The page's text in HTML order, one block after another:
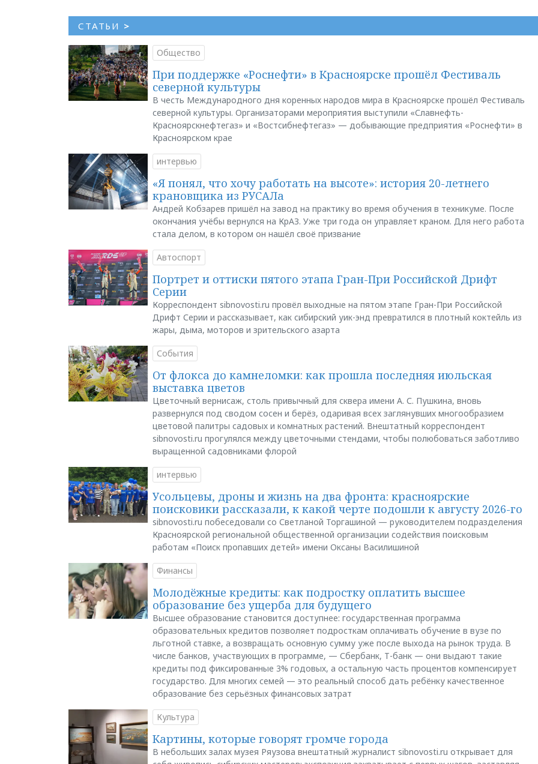
СТАТЬИ >
Общество
При поддержке «Роснефти» в Красноярске прошёл Фестиваль
северной культуры
В честь Международного дня коренных народов мира в Красноярске прошёл Фестиваль
северной культуры. Организаторами мероприятия выступили «Славнефть-
Красноярскнефтегаз» и «Востсибнефтегаз» — добывающие предприятия «Роснефти» в
Красноярском крае
интервью
«Я понял, что хочу работать на высоте»: история 20-летнего
крановщика из РУСАЛа
Андрей Кобзарев пришёл на завод на практику во время обучения в техникуме. После
окончания учёбы вернулся на КрАЗ. Уже три года он управляет краном. Для него работа
стала делом, в котором он нашёл своё призвание
Автоспорт
Портрет и оттиски пятого этапа Гран-При Российской Дрифт
Серии
Корреспондент sibnovosti.ru провёл выходные на пятом этапе Гран-При Российской
Дрифт Серии и рассказывает, как сибирский уик-энд превратился в плотный коктейль из
жары, дыма, моторов и зрительского азарта
События
От флокса до камнеломки: как прошла последняя июльская
выставка цветов
Цветочный вернисаж, столь привычный для сквера имени А. С. Пушкина, вновь
развернулся под сводом сосен и берёз, одаривая всех заглянувших многообразием
цветовой палитры садовых и комнатных растений. Внештатный корреспондент
sibnovosti.ru прогулялся между цветочными стендами, чтобы полюбоваться заботливо
выращенной садовниками флорой
интервью
Усольцевы, дроны и жизнь на два фронта: красноярские
поисковики рассказали, к какой черте подошли к августу 2026-го
sibnovosti.ru побеседовали со Светланой Торгашиной — руководителем подразделения
Красноярской региональной общественной организации содействия поисковым
работам «Поиск пропавших детей» имени Оксаны Василишиной
Финансы
Молодёжные кредиты: как подростку оплатить высшее
образование без ущерба для будущего
Высшее образование становится доступнее: государственная программа
образовательных кредитов позволяет подросткам оплачивать обучение в вузе по
льготной ставке, а возвращать основную сумму уже после выхода на рынок труда. В
числе банков, участвующих в программе, — Сбербанк, Т-банк — они выдают такие
кредиты под фиксированные 3% годовых, а остальную часть процентов компенсирует
государство. Для многих семей — это реальный способ дать ребёнку качественное
образование без серьёзных финансовых затрат
Культура
Картины, которые говорят громче города
В небольших залах музея Ряузова внештатный журналист sibnovosti.ru открывает для